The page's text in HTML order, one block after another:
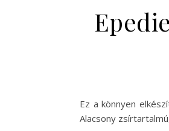
Ez a könnyen
Alacsony